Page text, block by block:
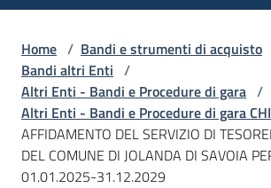
telematici
L'Agenzia
Home / Bandi e strumenti di acquisto
Bandi altri Enti /
Altri Enti - Bandi e Procedure di gara /
Altri Enti - Bandi e Procedure di gara
AFFIDAMENTO DEL SERVIZIO DI
DEL COMUNE DI JOLANDA DI SAVOIA
01.01.2025-31.12.2029